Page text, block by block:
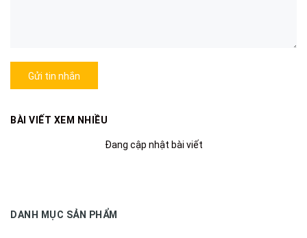
Gửi tin nhắn
BÀI VIẾT XEM NHIỀU
Đang cập nhật bài viết
DANH MỤC SẢN PHẨM